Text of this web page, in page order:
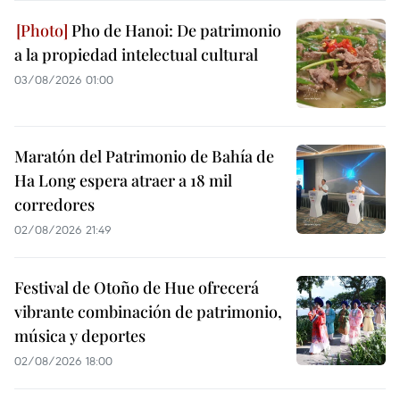
Pho de Hanoi: De patrimonio
a la propiedad intelectual cultural
03/08/2026 01:00
Maratón del Patrimonio de Bahía de
Ha Long espera atraer a 18 mil
corredores
02/08/2026 21:49
Festival de Otoño de Hue ofrecerá
vibrante combinación de patrimonio,
música y deportes
02/08/2026 18:00